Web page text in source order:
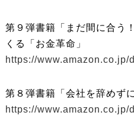
第９弾書籍「まだ間に合う
くる「お金革命」
https://www.amazon.co.jp/
第８弾書籍「会社を辞めず
https://www.amazon.co.jp/